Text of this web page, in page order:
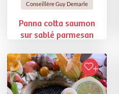
Conseillère Guy Demarle
Panna cotta saumon
sur sablé parmesan